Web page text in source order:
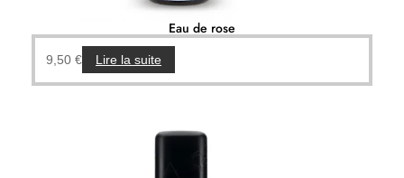
Eau de rose
9,50 € Lire la suite